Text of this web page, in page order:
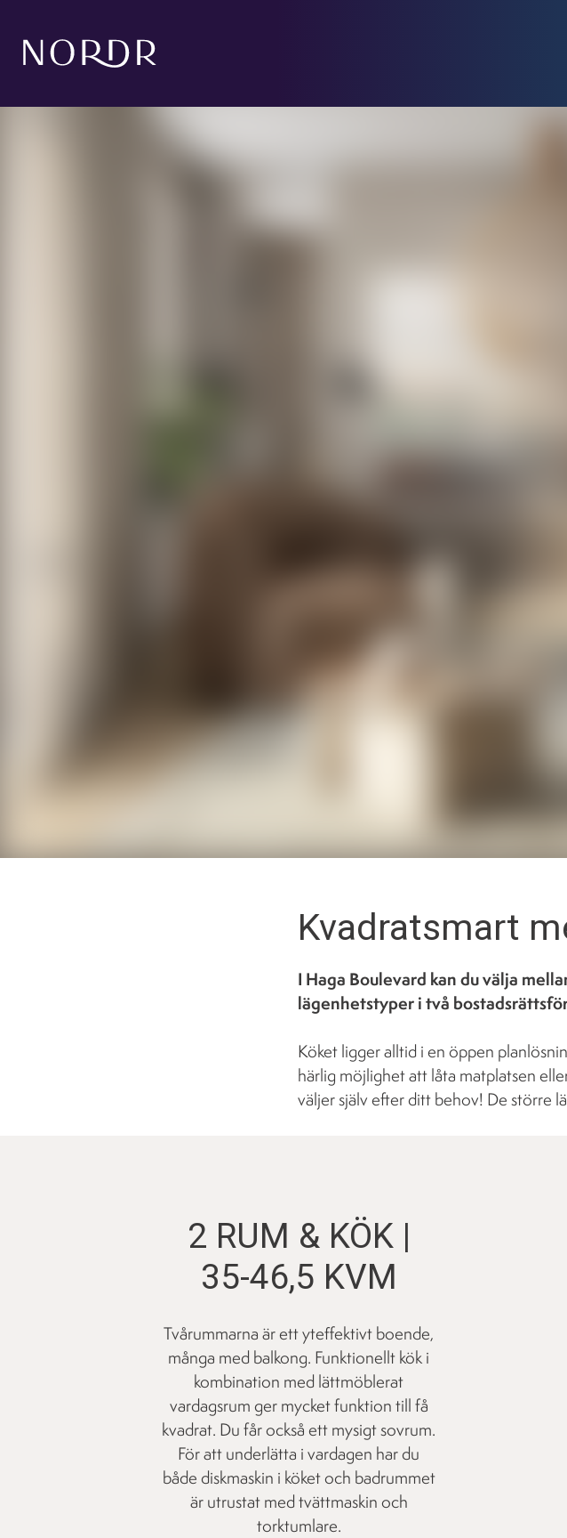
Kvadratsmart
I Haga Boulevard kan du välja
lägenhetstyper i två
Köket ligger alltid i en öppen
härlig möjlighet att låta matplatsen
väljer själv efter ditt behov! De större
2 RUM & KÖK |
35-46,5 KVM
Tvårummarna är ett yteffektivt boende,
många med balkong. Funktionellt kök i
kombination med lättmöblerat
vardagsrum ger mycket funktion till få
kvadrat. Du får också ett mysigt sovrum.
För att underlätta i vardagen har du
både diskmaskin i köket och badrummet
är utrustat med tvättmaskin och
torktumlare.